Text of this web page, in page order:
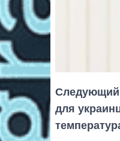
Следующий
для